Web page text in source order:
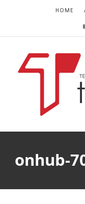
HOME
onhub-